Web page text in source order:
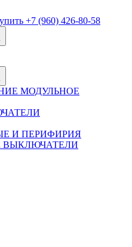
+7 (960) 426-80-58
МОДУЛЬНОЕ
И ПЕРИФИРИЯ